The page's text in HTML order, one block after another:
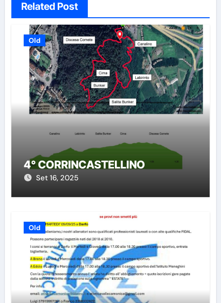
Related Post
Old
4° CORRINCASTELLINO
Set 16, 2025
Old